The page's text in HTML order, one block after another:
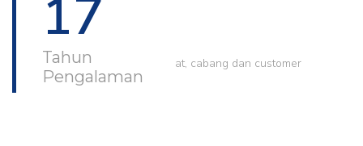
Sinkronasi antar kantor pusat, cabang dan customer
Terintegrasi dengan GPS
17
Tahun
Pengalaman